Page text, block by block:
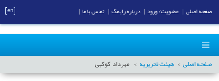
صفحه اصلی هیئت تحریریه مهردادکوکبی
صفحه اصلی عضویت/ ورود درباره رایمگ تماس با ما